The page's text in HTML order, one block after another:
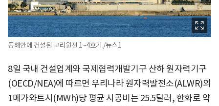
동해안에 건설된 고리원전 1~4호기./뉴스1
8일 국내 건설업계와 국제협력개발기구 산하 원자력기구
(OECD/NEA)에 따르면 우리나라 원자력발전소(ALWR)의
1메가와트시(MWh)당 평균 시공비는 25.5달러, 한화로 약